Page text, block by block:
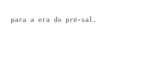
para a era do pré-sal.